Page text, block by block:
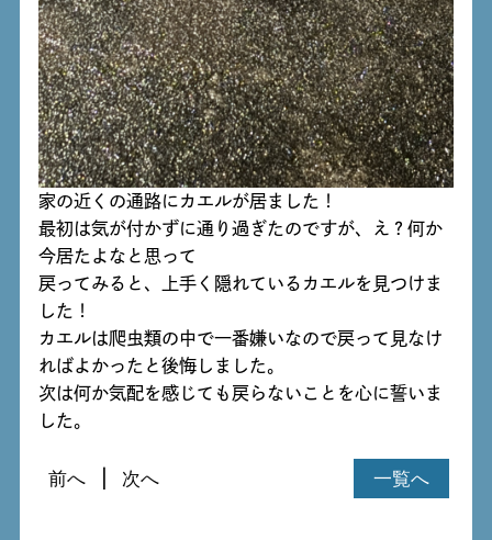
家の近くの通路にカエルが居ました！
最初は気が付かずに通り過ぎたのですが、え？何か
今居たよなと思って
戻ってみると、上手く隠れているカエルを見つけま
した！
カエルは爬虫類の中で一番嫌いなので戻って見なけ
ればよかったと後悔しました。
次は何か気配を感じても戻らないことを心に誓いま
した。
一覧へ
前へ 次へ